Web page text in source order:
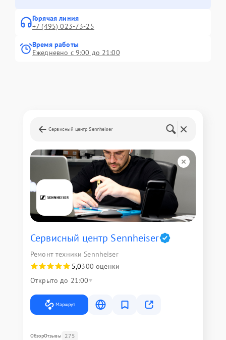
Горячая линия
+7 (495) 023-73-25
Время работы
Ежедневно с 9:00 до 21:00
Сервисный центр Sennheiser
Сервисный центр Sennheiser
Ремонт техники Sennheiser
5,0300 оценки
Открыто до 21:00
Маршрут
ОбзорОтзывы 275